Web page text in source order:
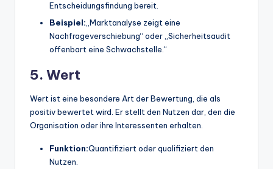
Entscheidungsfindung bereit.
Beispiel: „Marktanalyse zeigt eine
Nachfrageverschiebung“ oder „Sicherheitsaudit
offenbart eine Schwachstelle.“
5. Wert
Wert ist eine besondere Art der Bewertung, die als
positiv bewertet wird. Er stellt den Nutzen dar, den die
Organisation oder ihre Interessenten erhalten.
Funktion:Quantifiziert oder qualifiziert den
Nutzen.